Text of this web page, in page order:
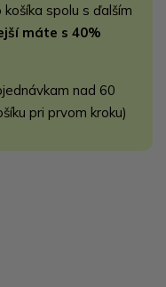
spolu s ďalším
máte s 40%
nad 60
pri prvom kroku)